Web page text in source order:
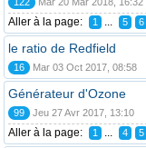
Aller à la page: 1 ... 5 6
le ratio de Redfield
16 Mar 03 Oct 2017, 08:58
Générateur d'Ozone
99 Jeu 27 Avr 2017, 13:10
Aller à la page: 1 ... 4 5